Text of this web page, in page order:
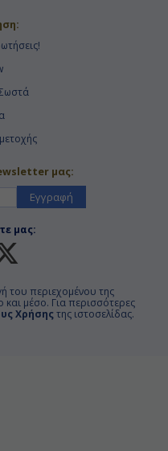
μας:
Εγγραφή
μας:
του περιεχομένου της
μέσο. Για περισσότερες
Χρήσης της ιστοσελίδας.